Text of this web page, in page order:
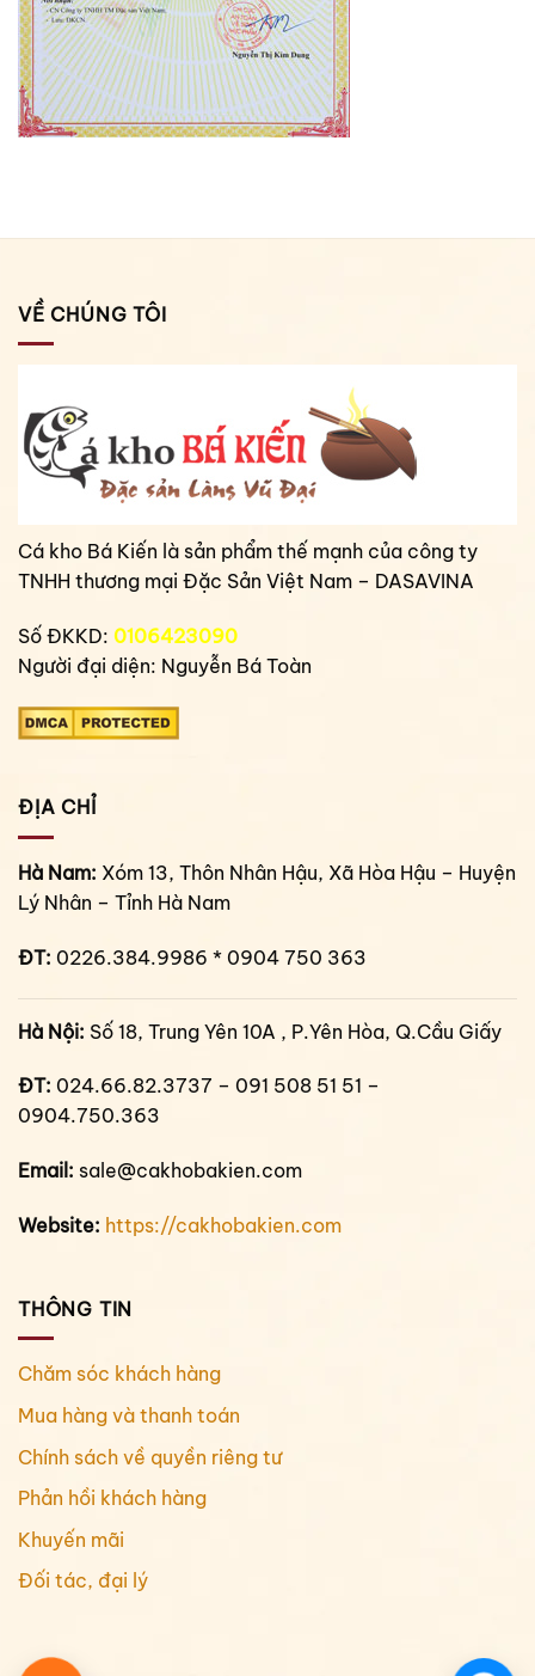
VỀ CHÚNG TÔI
Cá kho Bá Kiến là sản phẩm thế mạnh của công ty
TNHH thương mại Đặc Sản Việt Nam – DASAVINA
Số ĐKKD: 0106423090
Người đại diện: Nguyễn Bá Toàn
ĐỊA CHỈ
Hà Nam: Xóm 13, Thôn Nhân Hậu, Xã Hòa Hậu – Huyện
Lý Nhân – Tỉnh Hà Nam
ĐT: 0226.384.9986 * 0904 750 363
Hà Nội: Số 18, Trung Yên 10A , P.Yên Hòa, Q.Cầu Giấy
ĐT: 024.66.82.3737 – 091 508 51 51 –
0904.750.363
Email: sale@cakhobakien.com
Website: https://cakhobakien.com
THÔNG TIN
Chăm sóc khách hàng
Mua hàng và thanh toán
Chính sách về quyền riêng tư
Phản hồi khách hàng
Khuyến mãi
Đối tác, đại lý